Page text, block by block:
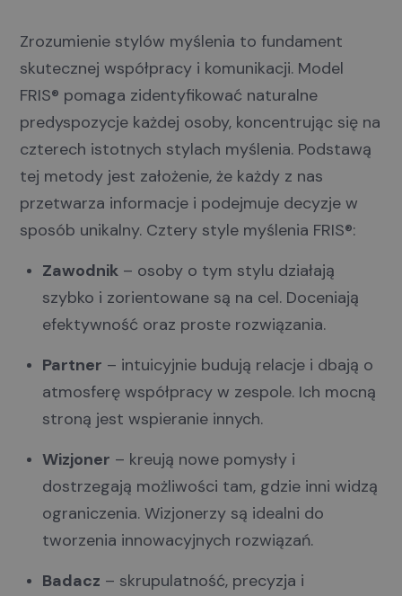
Zrozumienie stylów myślenia to fundament
skutecznej współpracy i komunikacji. Model
FRIS® pomaga zidentyfikować naturalne
predyspozycje każdej osoby, koncentrując się na
czterech istotnych stylach myślenia. Podstawą
tej metody jest założenie, że każdy z nas
przetwarza informacje i podejmuje decyzje w
sposób unikalny. Cztery style myślenia FRIS®:
Zawodnik – osoby o tym stylu działają
szybko i zorientowane są na cel. Doceniają
efektywność oraz proste rozwiązania.
Partner – intuicyjnie budują relacje i dbają o
atmosferę współpracy w zespole. Ich mocną
stroną jest wspieranie innych.
Wizjoner – kreują nowe pomysły i
dostrzegają możliwości tam, gdzie inni widzą
ograniczenia. Wizjonerzy są idealni do
tworzenia innowacyjnych rozwiązań.
Badacz – skrupulatność, precyzja i